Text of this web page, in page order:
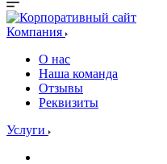
Компания
О нас
Наша команда
Отзывы
Реквизиты
Услуги